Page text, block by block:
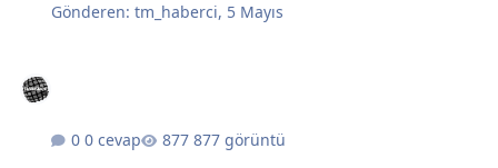
Gönderen:tm_haberci, 5 Mayıs
0 cevap 877 görüntü